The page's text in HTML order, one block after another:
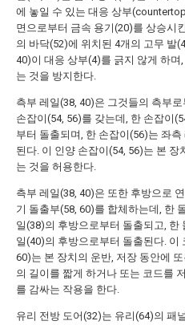
에 놓일 수 있는 대응 상부
면으로부터 금속 용기(20)를 상승시
의 바닥(52)에 위치된 4개의 고무 발
40)이 대응 상부(4)를 긁지 않게 하며
는 것을 방지한다.
측부 레일(38, 40)은 그것들의 측부
손잡이(54, 56)를 갖는데, 한 손잡이
부터 돌출되며, 한 손잡이(56)는 좌
된다. 이 인양 손잡이(54, 56)는 본 장
는 것을 허용한다.
측부 레일(38, 40)은 또한 후방으로
기 돌출부(58, 60)를 합체하는데, 한
일(38)의 후방으로부터 돌출되고, 한
일(40)의 후방으로부터 돌출된다. 이
60)는 본 장치의 운반, 저장 동안에
의 길이를 짧게 하거나 또는 코드를
를 감싸는 작용을 한다.
유리 전방 도어(32)는 유리(64)의 패